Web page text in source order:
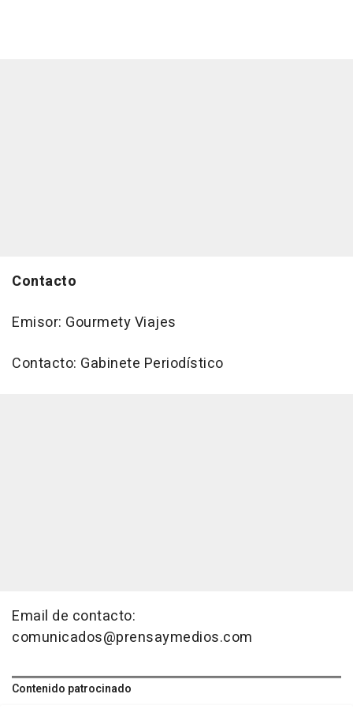
Contacto
Emisor: Gourmety Viajes
Contacto: Gabinete Periodístico
Email de contacto:
comunicados@prensaymedios.com
Contenido patrocinado